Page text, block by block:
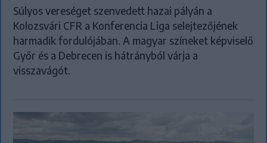
Súlyos vereséget szenvedett hazai pályán a
Kolozsvári CFR a Konferencia Liga selejtezőjének
harmadik fordulójában. A magyar színeket képviselő
Győr és a Debrecen is hátrányból várja a
visszavágót.